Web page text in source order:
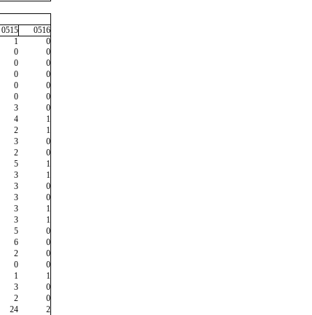
0515
0516
1
0
0
0
0
0
0
0
0
0
0
0
3
0
4
1
2
1
3
0
2
0
5
1
3
1
3
0
3
0
3
1
3
1
5
0
6
0
2
0
0
0
1
1
3
0
2
0
24
2